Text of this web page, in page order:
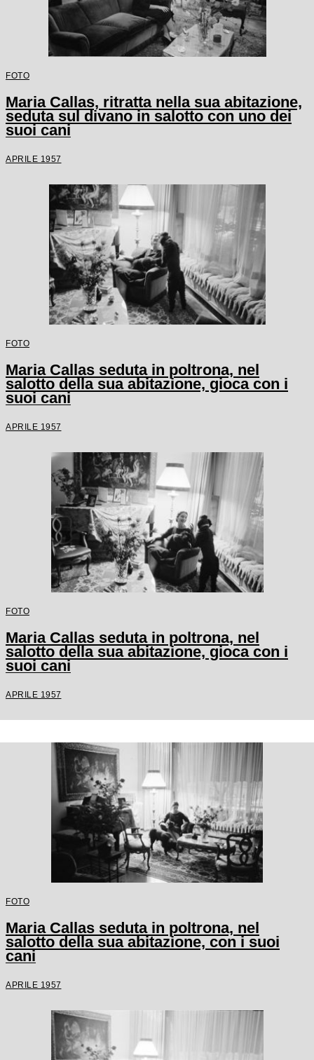
FOTO
Maria Callas, ritratta nella sua abitazione,
seduta sul divano in salotto con uno dei
suoi cani
APRILE 1957
FOTO
Maria Callas seduta in poltrona, nel
salotto della sua abitazione, gioca con i
suoi cani
APRILE 1957
FOTO
Maria Callas seduta in poltrona, nel
salotto della sua abitazione, gioca con i
suoi cani
APRILE 1957
FOTO
Maria Callas seduta in poltrona, nel
salotto della sua abitazione, con i suoi
cani
APRILE 1957